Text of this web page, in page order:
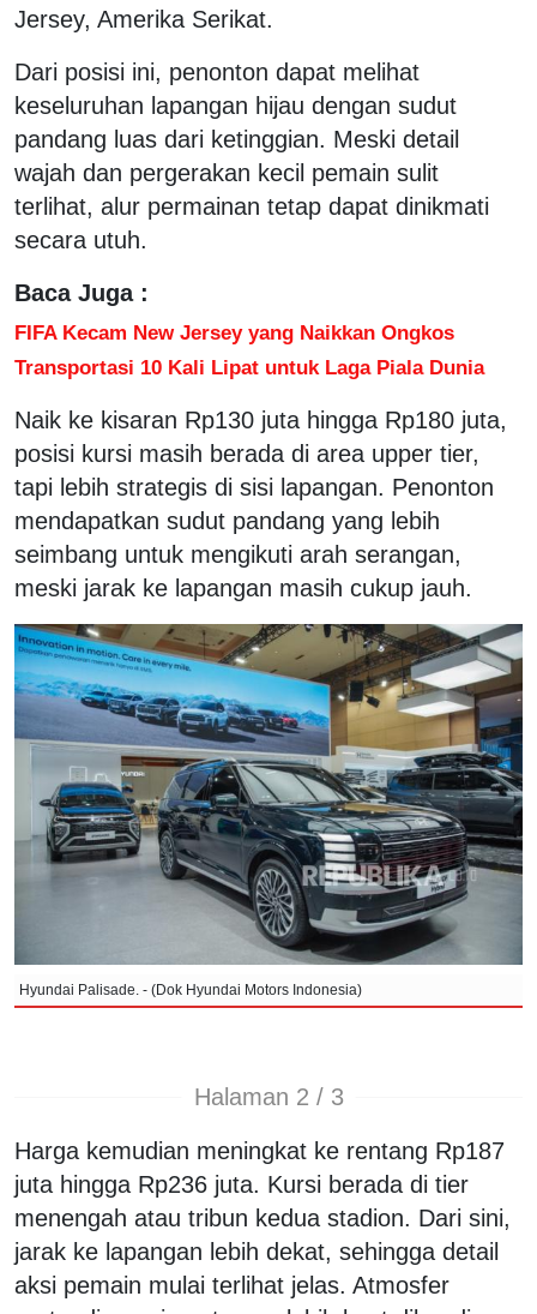
Jersey, Amerika Serikat.
Dari posisi ini, penonton dapat melihat
keseluruhan lapangan hijau dengan sudut
pandang luas dari ketinggian. Meski detail
wajah dan pergerakan kecil pemain sulit
terlihat, alur permainan tetap dapat dinikmati
secara utuh.
Baca Juga :
FIFA Kecam New Jersey yang Naikkan Ongkos
Transportasi 10 Kali Lipat untuk Laga Piala Dunia
Naik ke kisaran Rp130 juta hingga Rp180 juta,
posisi kursi masih berada di area upper tier,
tapi lebih strategis di sisi lapangan. Penonton
mendapatkan sudut pandang yang lebih
seimbang untuk mengikuti arah serangan,
meski jarak ke lapangan masih cukup jauh.
Hyundai Palisade. - (Dok Hyundai Motors Indonesia)
Halaman 2 / 3
Harga kemudian meningkat ke rentang Rp187
juta hingga Rp236 juta. Kursi berada di tier
menengah atau tribun kedua stadion. Dari sini,
jarak ke lapangan lebih dekat, sehingga detail
aksi pemain mulai terlihat jelas. Atmosfer